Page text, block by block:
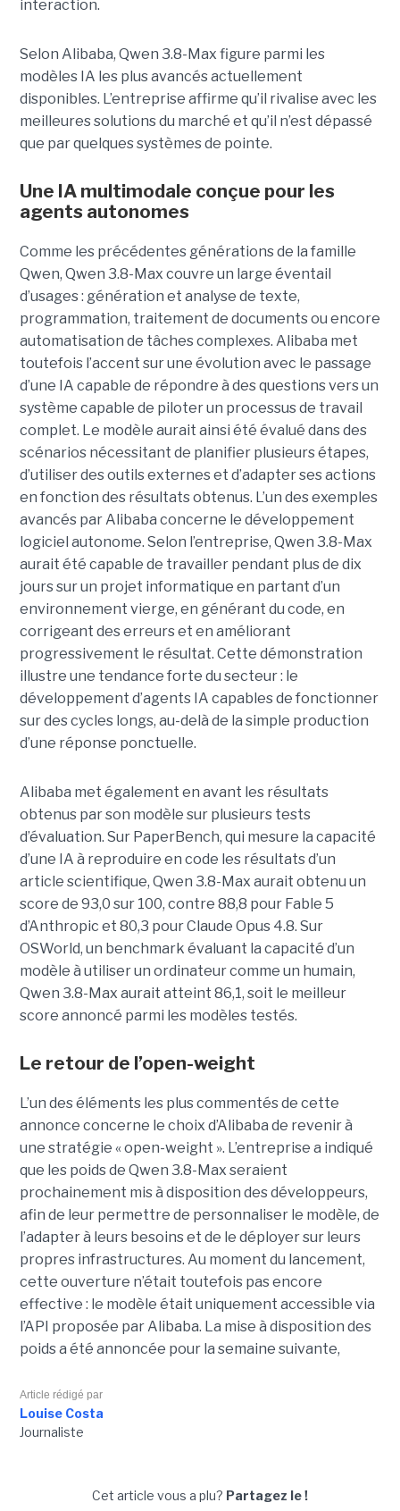
interaction.
Selon Alibaba, Qwen 3.8-Max figure parmi les
modèles IA les plus avancés actuellement
disponibles. L’entreprise affirme qu’il rivalise avec les
meilleures solutions du marché et qu’il n’est dépassé
que par quelques systèmes de pointe.
Une IA multimodale conçue pour les
agents autonomes
Comme les précédentes générations de la famille
Qwen, Qwen 3.8-Max couvre un large éventail
d’usages : génération et analyse de texte,
programmation, traitement de documents ou encore
automatisation de tâches complexes. Alibaba met
toutefois l’accent sur une évolution avec le passage
d’une IA capable de répondre à des questions vers un
système capable de piloter un processus de travail
complet. Le modèle aurait ainsi été évalué dans des
scénarios nécessitant de planifier plusieurs étapes,
d’utiliser des outils externes et d’adapter ses actions
en fonction des résultats obtenus. L’un des exemples
avancés par Alibaba concerne le développement
logiciel autonome. Selon l’entreprise, Qwen 3.8-Max
aurait été capable de travailler pendant plus de dix
jours sur un projet informatique en partant d’un
environnement vierge, en générant du code, en
corrigeant des erreurs et en améliorant
progressivement le résultat. Cette démonstration
illustre une tendance forte du secteur : le
développement d’agents IA capables de fonctionner
sur des cycles longs, au-delà de la simple production
d’une réponse ponctuelle.
Alibaba met également en avant les résultats
obtenus par son modèle sur plusieurs tests
d’évaluation. Sur PaperBench, qui mesure la capacité
d’une IA à reproduire en code les résultats d’un
article scientifique, Qwen 3.8-Max aurait obtenu un
score de 93,0 sur 100, contre 88,8 pour Fable 5
d’Anthropic et 80,3 pour Claude Opus 4.8. Sur
OSWorld, un benchmark évaluant la capacité d’un
modèle à utiliser un ordinateur comme un humain,
Qwen 3.8-Max aurait atteint 86,1, soit le meilleur
score annoncé parmi les modèles testés.
Le retour de l’open-weight
L’un des éléments les plus commentés de cette
annonce concerne le choix d’Alibaba de revenir à
une stratégie « open-weight ». L’entreprise a indiqué
que les poids de Qwen 3.8-Max seraient
prochainement mis à disposition des développeurs,
afin de leur permettre de personnaliser le modèle, de
l’adapter à leurs besoins et de le déployer sur leurs
propres infrastructures. Au moment du lancement,
cette ouverture n’était toutefois pas encore
effective : le modèle était uniquement accessible via
l’API proposée par Alibaba. La mise à disposition des
poids a été annoncée pour la semaine suivante,
Article rédigé par
Louise Costa
Journaliste
Cet article vous a plu? Partagez le !